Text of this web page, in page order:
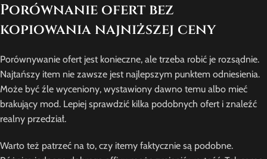
Porównanie ofert bez
kopiowania najniższej ceny
Porównywanie ofert jest konieczne, ale trzeba robić je rozsądnie.
Najtańszy item nie zawsze jest najlepszym punktem odniesienia.
Może być źle wyceniony, wystawiony dawno temu albo mieć
brakujący mod. Lepiej sprawdzić kilka podobnych ofert i znaleźć
realny przedział.
Warto też patrzeć na to, czy itemy faktycznie są podobne.